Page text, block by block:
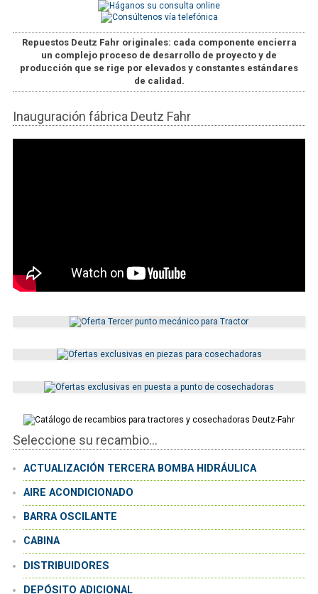
Repuestos Deutz Fahr originales: cada componente encierra
un complejo proceso de desarrollo de proyecto y de
producción que se rige por elevados y constantes estándares
de calidad.
Inauguración fábrica Deutz Fahr
Seleccione su recambio...
ACTUALIZACIÓN TERCERA BOMBA HIDRÁULICA
AIRE ACONDICIONADO
BARRA OSCILANTE
CABINA
DISTRIBUIDORES
DEPÓSITO ADICIONAL